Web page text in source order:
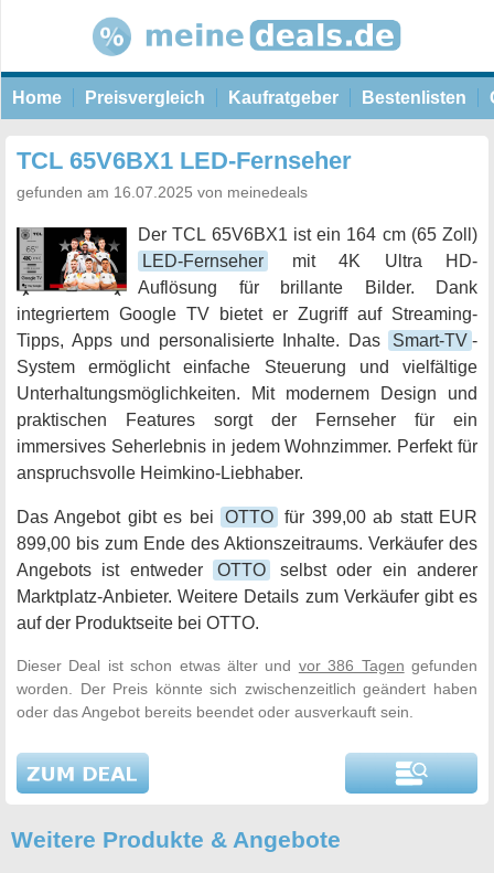
Home Preisvergleich Kaufratgeber Bestenlisten
TCL 65V6BX1 LED-Fernseher
gefunden am 16.07.2025 von meinedeals
Der TCL 65V6BX1 ist ein 164 cm (65 Zoll)
LED-Fernseher
mit 4K Ultra HD-
Auflösung für brillante Bilder. Dank
integriertem Google TV bietet er Zugriff auf Streaming-
Tipps, Apps und personalisierte Inhalte. Das
Smart-TV -
System ermöglicht einfache Steuerung und vielfältige
Unterhaltungsmöglichkeiten. Mit modernem Design und
praktischen Features sorgt der Fernseher für ein
immersives Seherlebnis in jedem Wohnzimmer. Perfekt für
anspruchsvolle Heimkino-Liebhaber.
Das Angebot gibt es bei OTTO für 399,00 ab statt EUR
899,00 bis zum Ende des Aktionszeitraums. Verkäufer des
Angebots ist entweder
OTTO
selbst oder ein anderer
Marktplatz-Anbieter. Weitere Details zum Verkäufer gibt es
auf der Produktseite bei OTTO.
Dieser Deal ist schon etwas älter und vor 386 Tagen gefunden
worden. Der Preis könnte sich zwischenzeitlich geändert haben
oder das Angebot bereits beendet oder ausverkauft sein.
Weitere Produkte & Angebote